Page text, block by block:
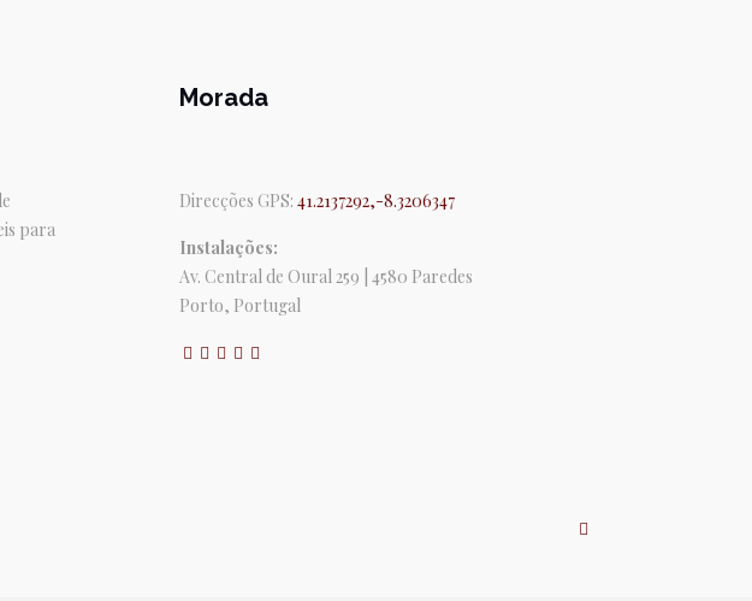
para
Morada
Direcções GPS: 41.2137292,-8.3206347
Instalações:
Av. Central de Oural 259 | 4580 Paredes
Porto, Portugal